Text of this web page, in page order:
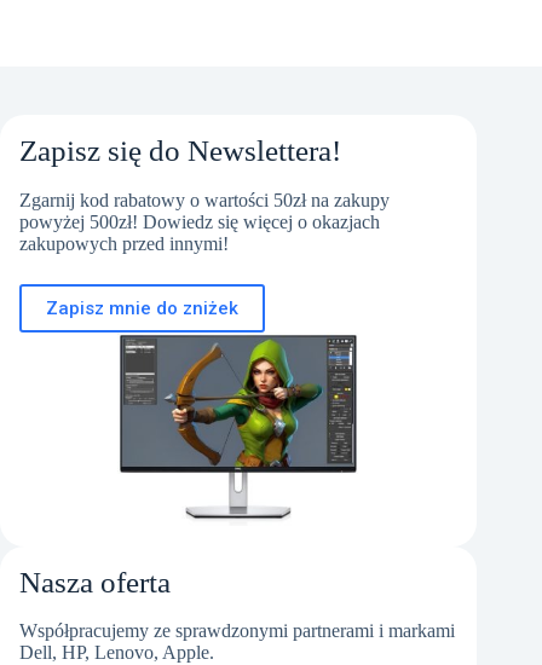
Zapisz się do Newslettera!
Zgarnij kod rabatowy o wartości 50zł na zakupy
powyżej 500zł! Dowiedz się więcej o okazjach
zakupowych przed innymi!
Zapisz mnie do zniżek
Nasza oferta
Współpracujemy ze sprawdzonymi partnerami i markami
Dell, HP, Lenovo, Apple.